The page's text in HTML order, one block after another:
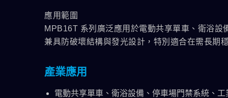
應用範圍
MPB16T 系列廣泛應用於電動共享單車、衛浴
兼具防破壞結構與發光設計，特別適合在需長期
產業應用
電動共享單車、衛浴設備、停車場門禁系統、